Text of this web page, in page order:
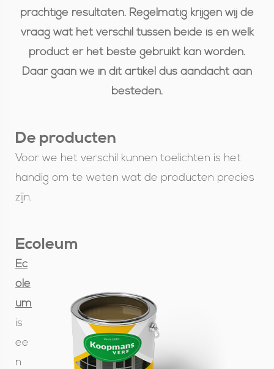
prachtige resultaten. Regelmatig krijgen wij de
vraag wat het verschil tussen beide is en welk
product er het beste gebruikt kan worden.
Daar gaan we in dit artikel dus aandacht aan
besteden.
De producten
Voor we het verschil kunnen toelichten is het
handig om te weten wat de producten precies
zijn.
Ecoleum
Ec
ole
um
is
ee
n